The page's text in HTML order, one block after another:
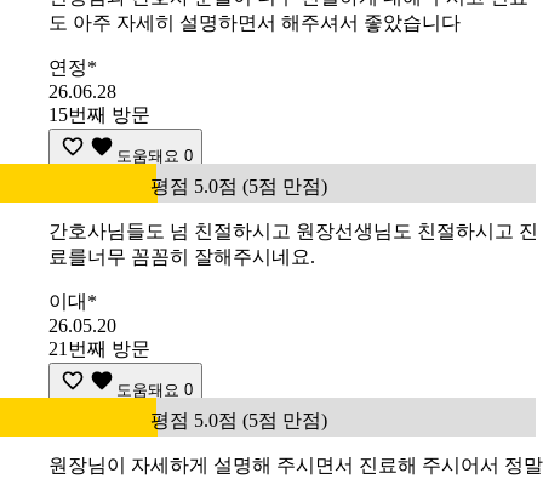
도 아주 자세히 설명하면서 해주셔서 좋았습니다
연정*
26.06.28
15번째 방문
도움돼요 0
평점 5.0점 (5점 만점)
간호사님들도 넘 친절하시고 원장선생님도 친절하시고 진
료를너무 꼼꼼히 잘해주시네요.
이대*
26.05.20
21번째 방문
도움돼요 0
평점 5.0점 (5점 만점)
원장님이 자세하게 설명해 주시면서 진료해 주시어서 정말